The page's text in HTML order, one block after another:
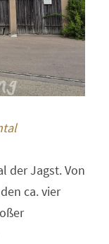
der Jagst. Von
ca. vier